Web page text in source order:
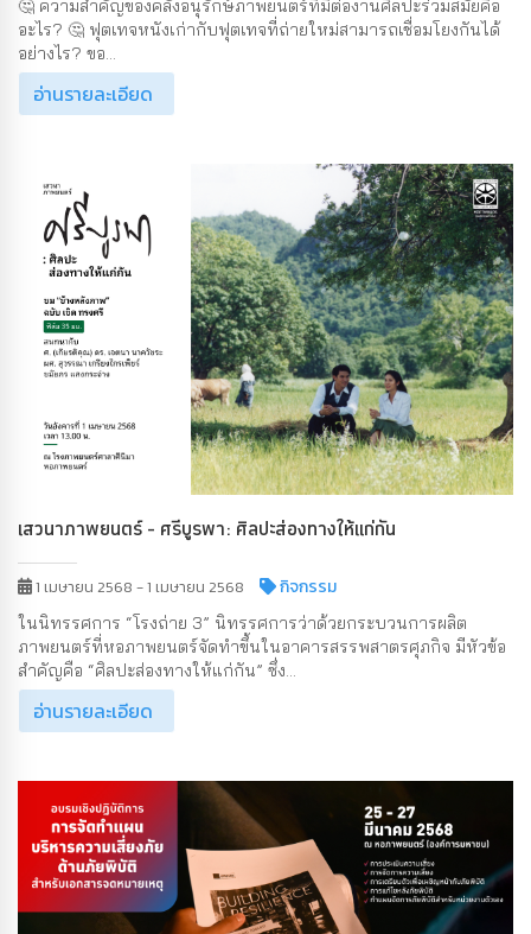
🤔 ความสำคัญของคลังอนุรักษ์ภาพยนตร์ที่มีต่องานศิลปะร่วมสมัยคือ
อะไร? 🤔 ฟุตเทจหนังเก่ากับฟุตเทจที่ถ่ายใหม่สามารถเชื่อมโยงกันได้
อย่างไร? ขอ...
อ่านรายละเอียด
เสวนาภาพยนตร์ - ศรีบูรพา: ศิลปะส่องทางให้แก่กัน
1 เมษายน 2568 - 1 เมษายน 2568 กิจกรรม
ในนิทรรศการ “โรงถ่าย 3” นิทรรศการว่าด้วยกระบวนการผลิต
ภาพยนตร์ที่หอภาพยนตร์จัดทำขึ้นในอาคารสรรพสาตรศุภกิจ มีหัวข้อ
สำคัญคือ “ศิลปะส่องทางให้แก่กัน” ซึ่ง...
อ่านรายละเอียด